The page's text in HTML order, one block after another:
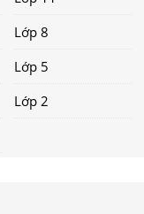
Lớp 8
Lớp 5
Lớp 2